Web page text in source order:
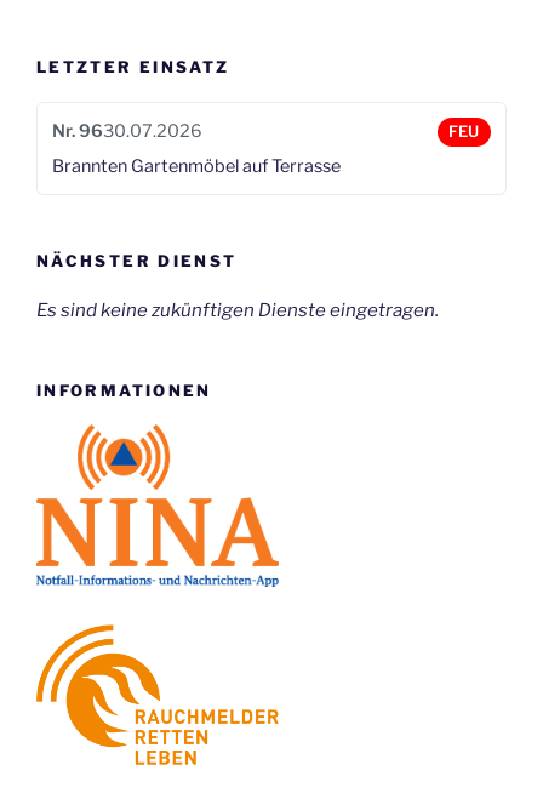
LETZTER EINSATZ
Nr. 9630.07.2026 FEU
Brannten Gartenmöbel auf Terrasse
NÄCHSTER DIENST
Es sind keine zukünftigen Dienste eingetragen.
INFORMATIONEN